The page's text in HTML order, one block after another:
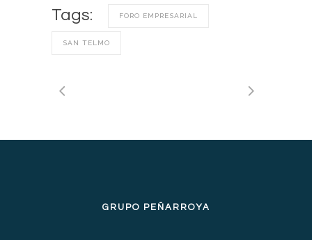
Tags: FORO EMPRESARIAL
SAN TELMO
GRUPO PEÑARROYA